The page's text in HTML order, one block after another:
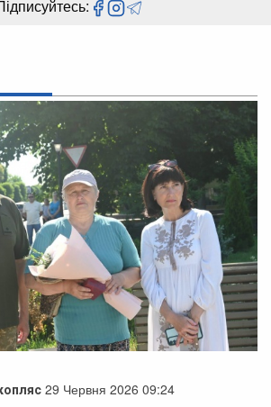
29 Червня 2026 09:24